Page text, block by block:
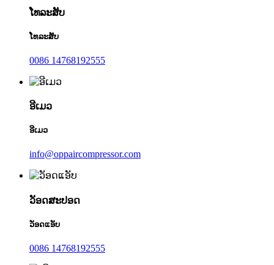
ໂທລະສັບ
ໂທລະສັບ
0086 14768192555
ອີເມວ
ອີເມວ
info@oppaircompressor.com
ວັອດສະປອດ
ວັອດແອັບ
0086 14768192555